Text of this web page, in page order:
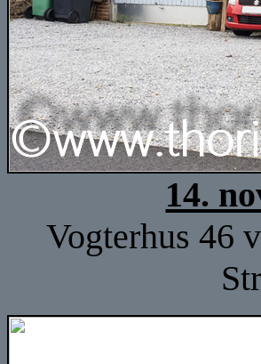
14.
Vogterhus 46